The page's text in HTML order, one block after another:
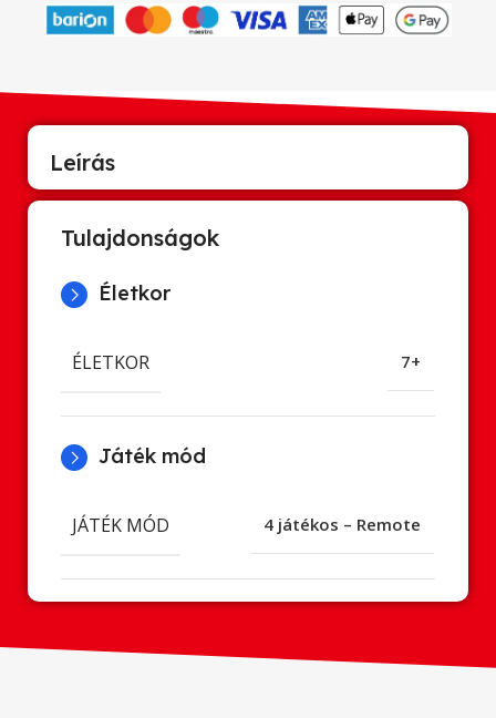
Leírás
Tulajdonságok
Életkor
ÉLETKOR 7+
Játék mód
JÁTÉK MÓD 4 játékos – Remote